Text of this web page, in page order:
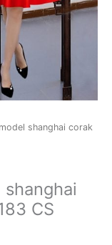
shanghai corak
CS